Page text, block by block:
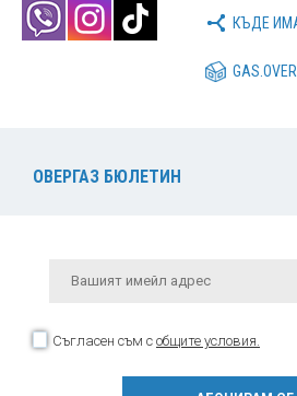
КЪДЕ
ОВЕРГАЗ БЮЛЕТИН
Съгласен съм с общите условия.